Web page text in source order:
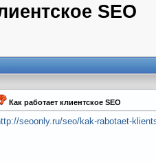
SEO
Как работает клиентское SEO
seoonly.ru/seo/kak-rabotaet-